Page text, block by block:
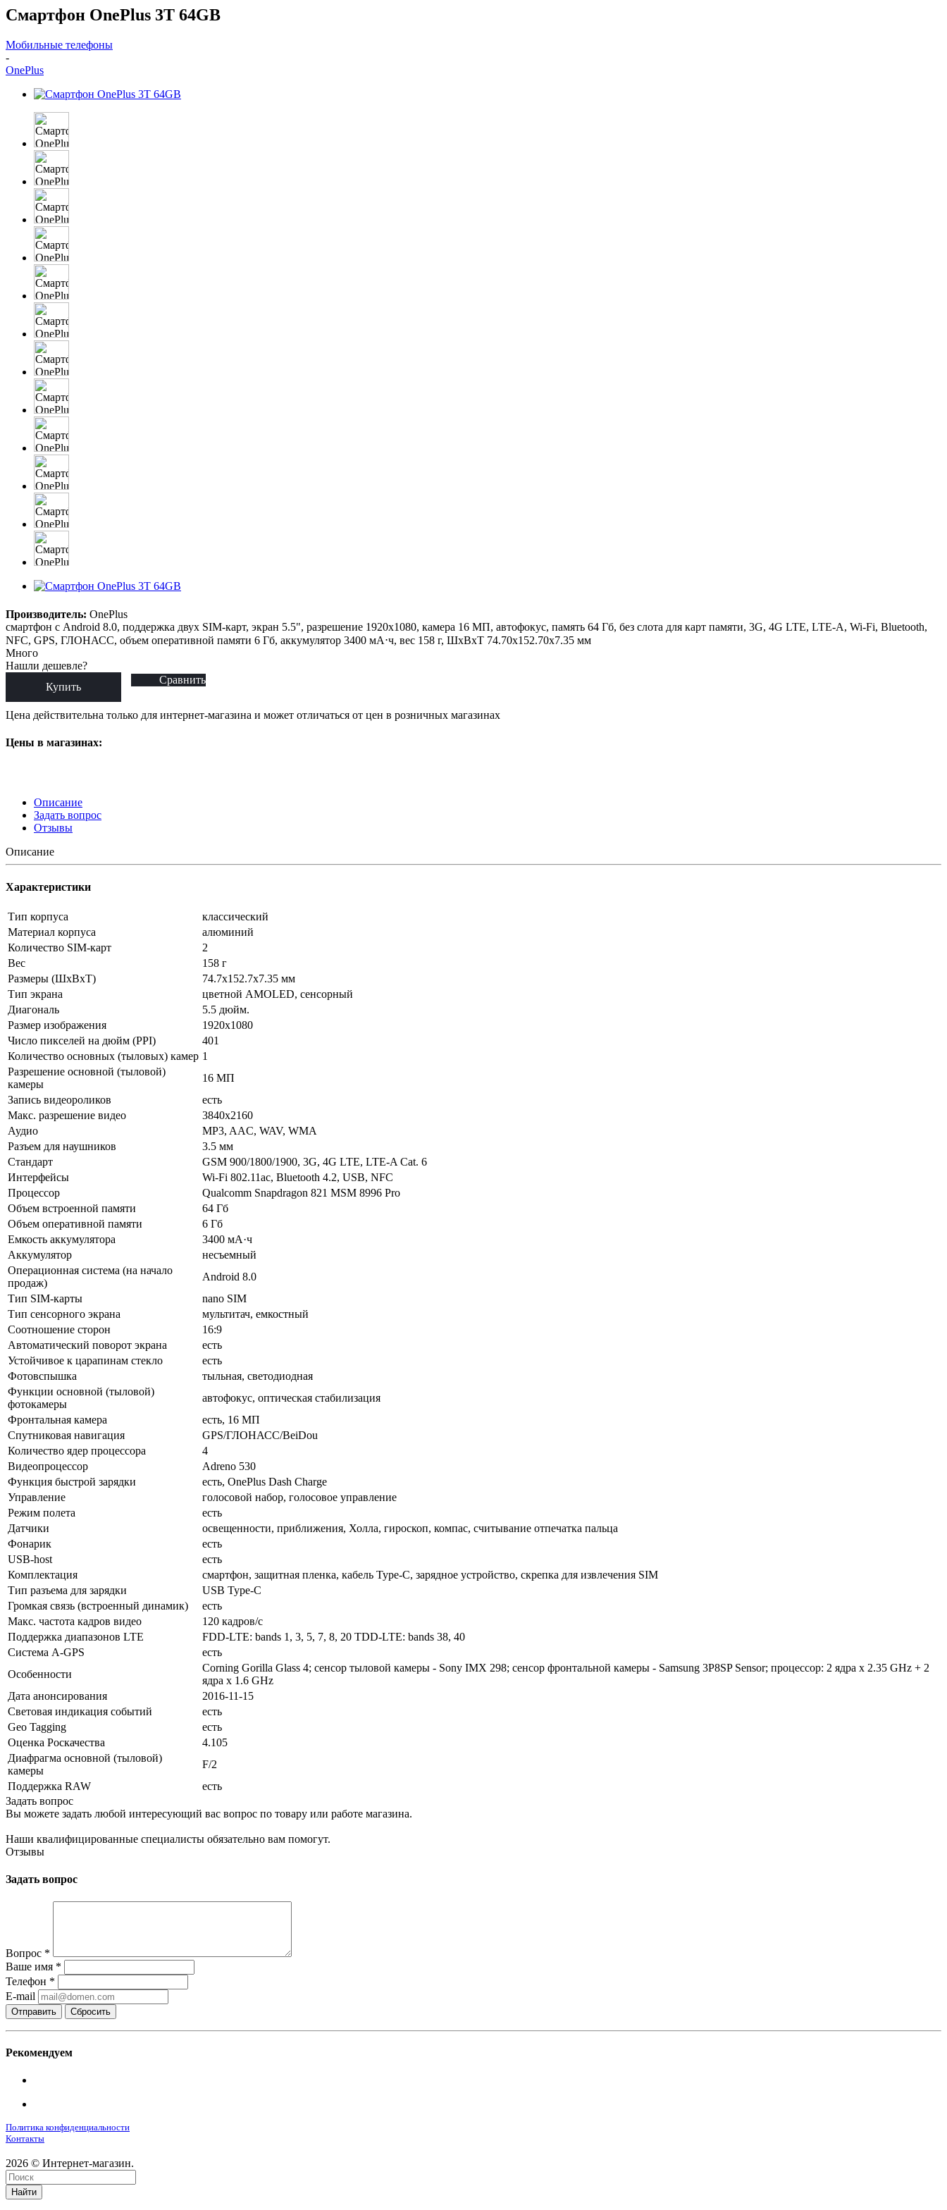
Смартфон OnePlus 3T 64GB
Мобильные телефоны
-
OnePlus
Производитель: OnePlus
смартфон с Android 8.0, поддержка двух SIM-карт, экран 5.5", разрешение 1920x1080, камера 16 МП, автофокус, память 64 Гб, без слота для карт памяти, 3G, 4G LTE, LTE-A, Wi-Fi, Bluetooth,
NFC, GPS, ГЛОНАСС, объем оперативной памяти 6 Гб, аккумулятор 3400 мА⋅ч, вес 158 г, ШxВxТ 74.70x152.70x7.35 мм
Много
Нашли дешевле?
Купить
Сравнить
Цена действительна только для интернет-магазина и может отличаться от цен в розничных магазинах
Цены в магазинах:
Описание
Задать вопрос
Отзывы
Описание
Характеристики
Тип корпуса
классический
Материал корпуса
алюминий
Количество SIM-карт
2
Вес
158 г
Размеры (ШxВxТ)
74.7x152.7x7.35 мм
Тип экрана
цветной AMOLED, сенсорный
Диагональ
5.5 дюйм.
Размер изображения
1920x1080
Число пикселей на дюйм (PPI)
401
Количество основных (тыловых) камер 1
Разрешение основной (тыловой)
камеры
16 МП
Запись видеороликов
есть
Макс. разрешение видео
3840x2160
Аудио
MP3, AAC, WAV, WMA
Разъем для наушников
3.5 мм
Стандарт
GSM 900/1800/1900, 3G, 4G LTE, LTE-A Cat. 6
Интерфейсы
Wi-Fi 802.11ac, Bluetooth 4.2, USB, NFC
Процессор
Qualcomm Snapdragon 821 MSM 8996 Pro
Объем встроенной памяти
64 Гб
Объем оперативной памяти
6 Гб
Емкость аккумулятора
3400 мА·ч
Аккумулятор
несъемный
Операционная система (на начало
продаж)
Android 8.0
Тип SIM-карты
nano SIM
Тип сенсорного экрана
мультитач, емкостный
Соотношение сторон
16:9
Автоматический поворот экрана
есть
Устойчивое к царапинам стекло
есть
Фотовспышка
тыльная, светодиодная
Функции основной (тыловой)
фотокамеры
автофокус, оптическая стабилизация
Фронтальная камера
есть, 16 МП
Спутниковая навигация
GPS/ГЛОНАСС/BeiDou
Количество ядер процессора
4
Видеопроцессор
Adreno 530
Функция быстрой зарядки
есть, OnePlus Dash Charge
Управление
голосовой набор, голосовое управление
Режим полета
есть
Датчики
освещенности, приближения, Холла, гироскоп, компас, считывание отпечатка пальца
Фонарик
есть
USB-host
есть
Комплектация
смартфон, защитная пленка, кабель Type-C, зарядное устройство, скрепка для извлечения SIM
Тип разъема для зарядки
USB Type-C
Громкая связь (встроенный динамик)
есть
Макс. частота кадров видео
120 кадров/с
Поддержка диапазонов LTE
FDD-LTE: bands 1, 3, 5, 7, 8, 20 TDD-LTE: bands 38, 40
Cистема A-GPS
есть
Особенности
Corning Gorilla Glass 4; сенсор тыловой камеры - Sony IMX 298; сенсор фронтальной камеры - Samsung 3P8SP Sensor; процессор: 2 ядра x 2.35 GHz + 2
ядра x 1.6 GHz
Дата анонсирования
2016-11-15
Световая индикация событий
есть
Geo Tagging
есть
Оценка Роскачества
4.105
Диафрагма основной (тыловой)
камеры
F/2
Поддержка RAW
есть
Задать вопрос
Вы можете задать любой интересующий вас вопрос по товару или работе магазина.
Наши квалифицированные специалисты обязательно вам помогут.
Отзывы
Задать вопрос
Вопрос *
Ваше имя *
Телефон *
E-mail
Сбросить
Рекомендуем
Политика конфиденциальности
Контакты
2026 © Интернет-магазин.
Найти